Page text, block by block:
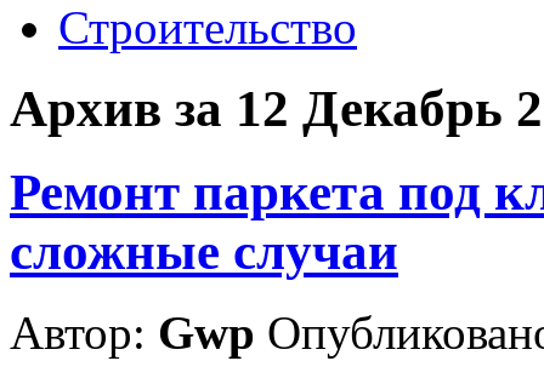
Строительство
Архив за 12 Декабрь
Ремонт паркета под
сложные случаи
Автор: Gwp